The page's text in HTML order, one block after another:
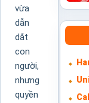
vừa
dẫn
dắt
con
người,
nhưng
quyền